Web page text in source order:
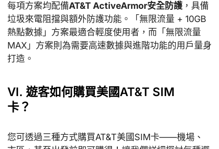
每項方案均配備AT&T ActiveArmor安全防護 ，具備
垃圾來電阻擋與額外防護功能。「無限流量 + 10GB
熱點數據」方案最適合輕度使用者，而「無限流量
MAX」方案則為需要高速數據與進階功能的用戶量身
打造。
VI. 遊客如何購買美國AT&T SIM
卡？
您可透過三種方式購買AT&T美國SIM卡——機場、